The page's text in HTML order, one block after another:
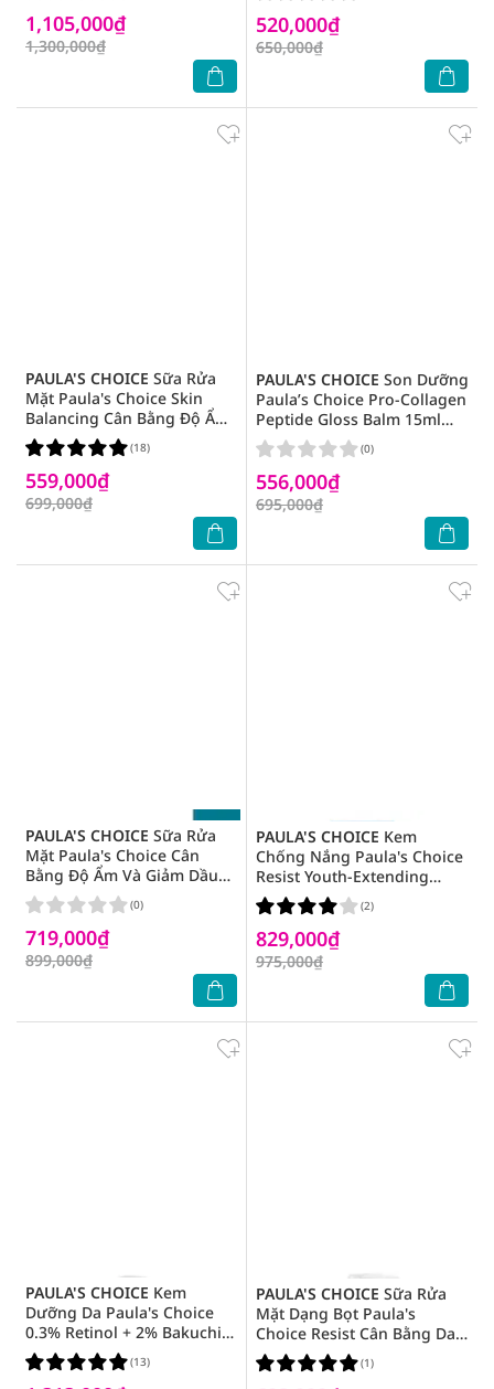
1,105,000₫
1,300,000₫
520,000₫
650,000₫
PAULA'S CHOICE Sữa Rửa
Mặt Paula's Choice Skin
Balancing Cân Bằng Độ Ẩm
Và Giảm Dầu 237ml
559,000₫
699,000₫
(18)
PAULA'S CHOICE Son Dưỡng
Paula’s Choice Pro-Collagen
Peptide Gloss Balm 15ml
(Phiên Bản Có Màu)
556,000₫
695,000₫
(0)
PAULA'S CHOICE Sữa Rửa
Mặt Paula's Choice Cân
Bằng Độ Ẩm Và Giảm Dầu
Skin Balancing Oil-Reducing
Cleanser 473ml
719,000₫
899,000₫
(0)
PAULA'S CHOICE Kem
Chống Nắng Paula's Choice
Resist Youth-Extending
Daily Hydrating Fluid SPF50
60ml
829,000₫
975,000₫
(2)
PAULA'S CHOICE Kem
Dưỡng Da Paula's Choice
0.3% Retinol + 2% Bakuchiol
Treatment 30ml(13)
PAULA'S CHOICE Sữa Rửa
Mặt Dạng Bọt Paula's
Choice Resist Cân Bằng Da
Hoàn Hảo 190ml(1)